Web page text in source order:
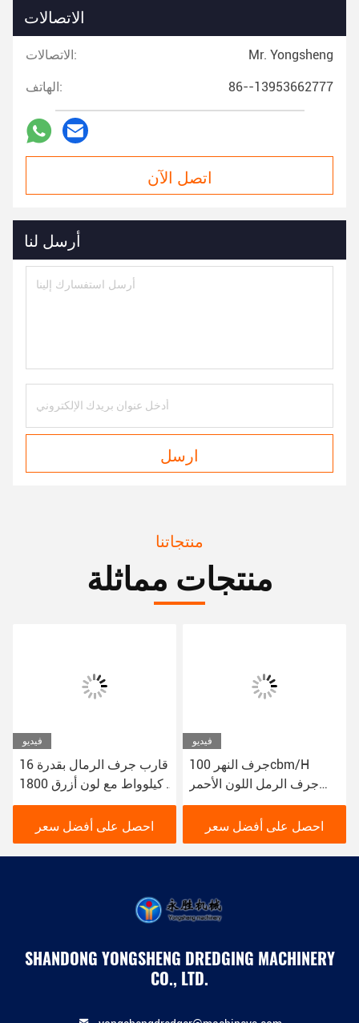
الاتصالات
الاتصالات: Mr. Yongsheng
الهاتف: 86--13953662777
اتصل الآن
أرسل لنا
ارسل
منتجاتنا
منتجات مماثلة
فيديو
قارب جرف الرمال بقدرة 16
كيلوواط مع لون أزرق 1800
م 3 / ساعة للجرف النهري
YSCSD350
احصل على أفضل سعر
فيديو
جرف النهر 100cbm/H
جرف الرمل اللون الأحمر
16kw قارب جرف الوحل
احصل على أفضل سعر
SHANDONG YONGSHENG DREDGING MACHINERY
CO., LTD.